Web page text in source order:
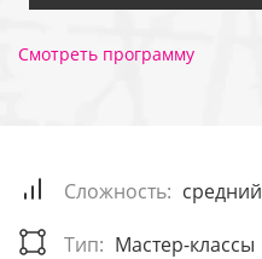
Смотреть программу
Сложность: средний
Тип: Мастер-классы